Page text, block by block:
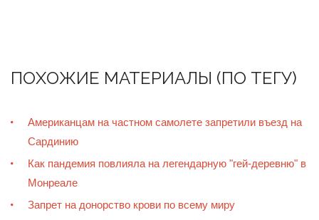
ПОХОЖИЕ МАТЕРИАЛЫ (ПО ТЕГУ)
Американцам на частном самолете запретили въезд на
Сардинию
Как пандемия повлияла на легендарную "гей-деревню" в
Монреале
Запрет на донорство крови по всему миру